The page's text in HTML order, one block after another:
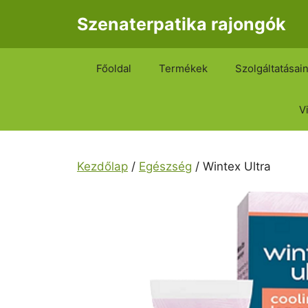
Szenaterpatika rajongók
Főoldal Termékek
Kezdőlap / Egészség / Wintex Ultra